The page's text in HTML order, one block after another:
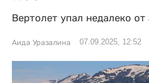
Вертолет упал недалеко
Аида Уразалина 07.09.2025, 12:52